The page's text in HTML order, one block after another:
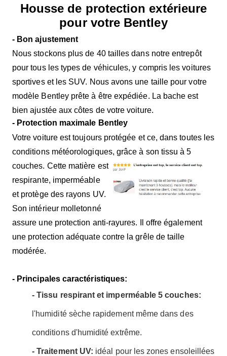
Housse de protection extérieure
pour votre Bentley
- Bon ajustement
Nous stockons plus de 40 tailles dans notre entrepôt
pour tous les types de véhicules, y compris les voitures
sportives et les SUV. Nous avons une taille pour votre
modèle Bentley prête à être expédiée. La bache est
bien ajustée aux côtes de votre voiture.
- Protection maximale Bentley
Votre voiture est toujours protégée et ce, dans toutes les
conditions météorologiques, grâce à son tissu à 5
couches. Cette matière est
respirante, imperméable
et protège des rayons UV.
Son intérieur molletonné
assure une protection anti-rayures. Il offre également
une protection adéquate contre la grêle de taille
modérée.
- Principales caractéristiques:
- Tissu respirant et imperméable 5 couches:
l'humidité sèche rapidement même dans des
conditions d'humidité extrême.
- Traitement UV: idéal pour les zones ensoleillées